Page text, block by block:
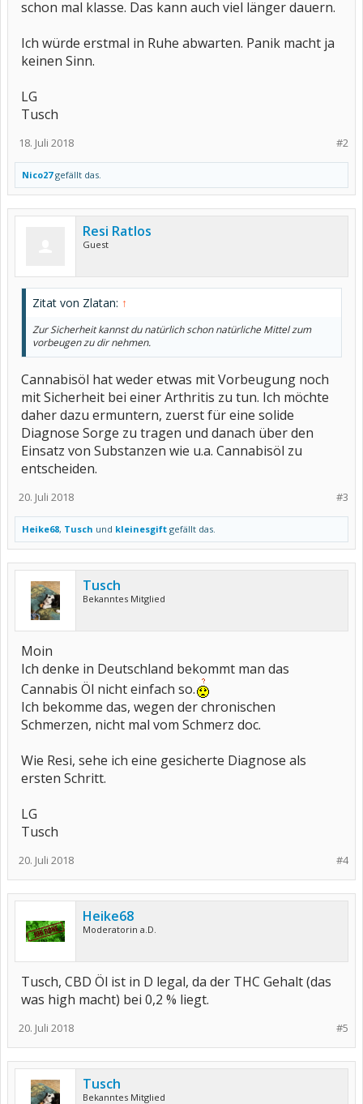
schon mal klasse. Das kann auch viel länger dauern.
Ich würde erstmal in Ruhe abwarten. Panik macht ja
keinen Sinn.
LG
Tusch
#2
18. Juli 2018
Nico27gefällt das.
Resi Ratlos
Guest
Zitat von Zlatan: ↑
Zur Sicherheit kannst du natürlich schon natürliche Mittel zum
vorbeugen zu dir nehmen.
Cannabisöl hat weder etwas mit Vorbeugung noch
mit Sicherheit bei einer Arthritis zu tun. Ich möchte
daher dazu ermuntern, zuerst für eine solide
Diagnose Sorge zu tragen und danach über den
Einsatz von Substanzen wie u.a. Cannabisöl zu
entscheiden.
#3
20. Juli 2018
Heike68, Tusch und kleinesgift gefällt das.
Tusch
Bekanntes Mitglied
Moin
Ich denke in Deutschland bekommt man das
Cannabis Öl nicht einfach so.
Ich bekomme das, wegen der chronischen
Schmerzen, nicht mal vom Schmerz doc.
Wie Resi, sehe ich eine gesicherte Diagnose als
ersten Schritt.
LG
Tusch
#4
20. Juli 2018
Heike68
Moderatorin a.D.
Tusch, CBD Öl ist in D legal, da der THC Gehalt (das
was high macht) bei 0,2 % liegt.
#5
20. Juli 2018
Tusch
Bekanntes Mitglied